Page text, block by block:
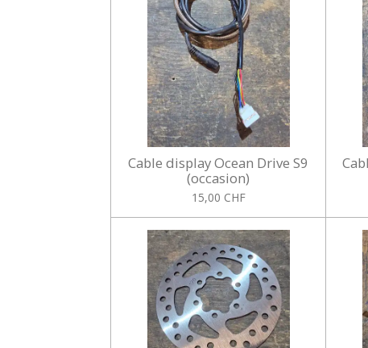
Cable display Ocean Drive S9
(occasion)
15,00 CHF